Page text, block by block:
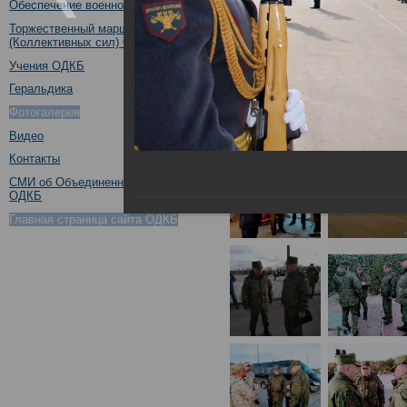
Обеспечение военной безопасности
Торжественный марш Войск
(Коллективных сил) ОДКБ
Учения ОДКБ
Геральдика
Фотогалерея
Видео
Контакты
СМИ об Объединенном штабе
ОДКБ
Главная страница сайта ОДКБ